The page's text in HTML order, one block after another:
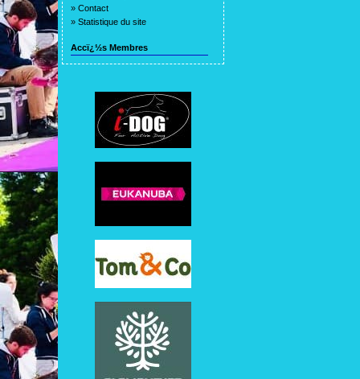
» Contact
» Statistique du site
Accï¿½s Membres